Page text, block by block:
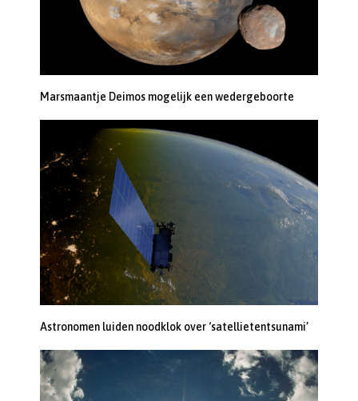
Marsmaantje Deimos mogelijk een wedergeboorte
Astronomen luiden noodklok over ‘satellietentsunami’